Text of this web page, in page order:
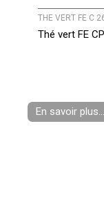
THE VERT FE C
Thé vert FE
En savoir plus...